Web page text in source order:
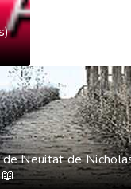
Neuitat de